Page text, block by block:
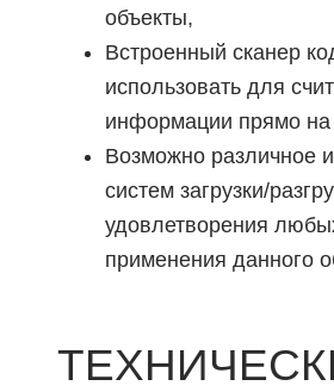
объекты,
Встроенный сканер
использовать для
информации прямо на
Возможно различное
систем загрузки/
удовлетворения
применения данного